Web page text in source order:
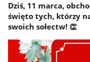
Dziś, 11 marca,
święto tych, którzy
swoich sołectw! 👏